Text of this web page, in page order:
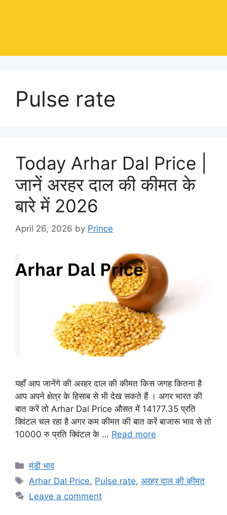
Pulse rate
Today Arhar Dal Price |
जानें अरहर दाल की कीमत के
बारे में 2026
April 26, 2026 by Prince
यहाँ आप जानेंगे की अरहर दाल की कीमत किस जगह कितना है
आप अपने क्षेत्र के हिसाब से भी देख सकते हैं । अगर भारत की
बात करें तो Arhar Dal Price औसत में 14177.35 प्रति
क्विंटल चल रहा है अगर कम कीमत की बात करें बाजारू भाव से तो
10000 रु प्रति क्विंटल के … Read more
Categories
मंडी भाव
Tags
Arhar Dal Price, Pulse rate,अरहर दाल की कीमत
Leave a comment